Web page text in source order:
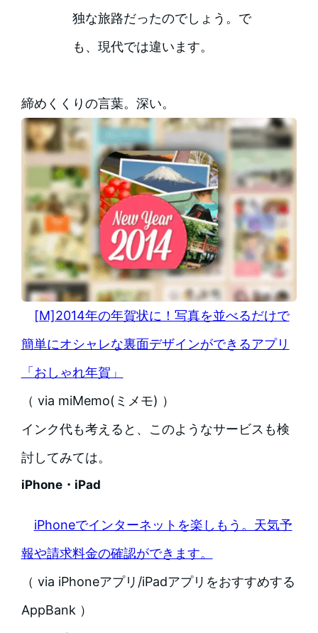
独な旅路だったのでしょう。で
も、現代では違います。
締めくくりの言葉。深い。
[M]2014年の年賀状に！写真を並べるだけで
簡単にオシャレな裏面デザインができるアプリ
「おしゃれ年賀」
（ via miMemo(ミメモ) ）
インク代も考えると、このようなサービスも検
討してみては。
iPhone・iPad
iPhoneでインターネットを楽しもう。天気予
報や請求料金の確認ができます。
（ via iPhoneアプリ/iPadアプリをおすすめする
AppBank ）